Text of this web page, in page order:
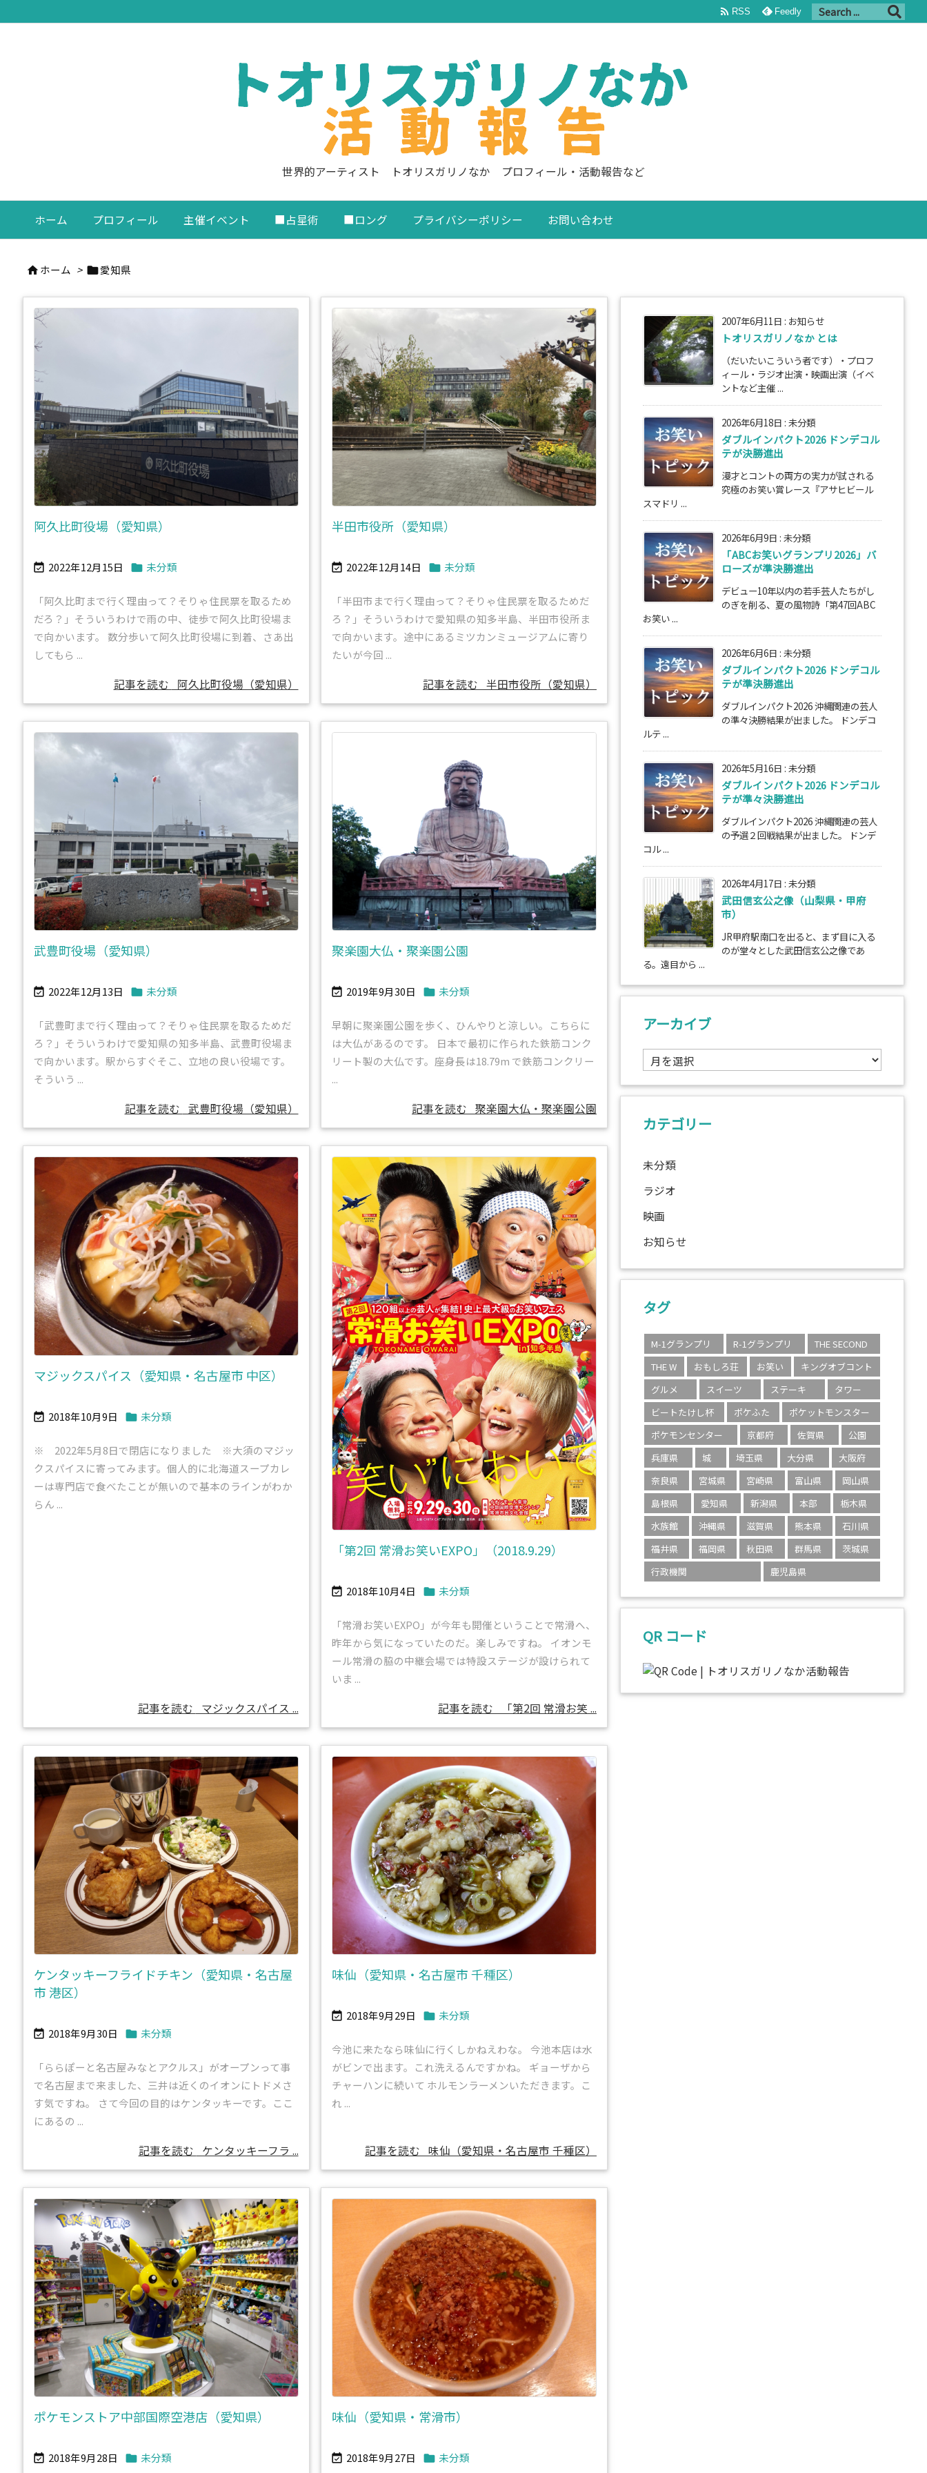
世界的アーティスト トオリスガリノなか プロフィール・活動報告など
ホーム プロフィール 主催イベント ■占星術 ■ロング プライバシーポリシー お問い合わせ
 RSS Feedly
 ホーム > 愛知県
阿久比町役場（愛知県）
 2022年12月15日  未分類
「阿久比町まで行く理由って？そりゃ住民票を取るため
だろ？」そういうわけで雨の中、徒歩で阿久比町役場ま
で向かいます。 数分歩いて阿久比町役場に到着、さあ出
してもら ...
記事を読む 阿久比町役場（愛知県）
半田市役所（愛知県）
 2022年12月14日  未分類
「半田市まで行く理由って？そりゃ住民票を取るためだ
ろ？」そういうわけで愛知県の知多半島、半田市役所ま
で向かいます。途中にあるミツカンミュージアムに寄り
たいが今回 ...
記事を読む 半田市役所（愛知県）
武豊町役場（愛知県）
 2022年12月13日  未分類
「武豊町まで行く理由って？そりゃ住民票を取るためだ
ろ？」そういうわけで愛知県の知多半島、武豊町役場ま
で向かいます。駅からすぐそこ、立地の良い役場です。
そういう ...
記事を読む 武豊町役場（愛知県）
聚楽園大仏・聚楽園公園
 2019年9月30日  未分類
早朝に聚楽園公園を歩く、ひんやりと涼しい。こちらに
は大仏があるのです。 日本で最初に作られた鉄筋コンク
リート製の大仏です。座身長は18.79m で鉄筋コンクリー
...
記事を読む 聚楽園大仏・聚楽園公園
マジックスパイス（愛知県・名古屋市 中区）
 2018年10月9日  未分類
※ 2022年5月8日で閉店になりました ※大須のマジッ
クスパイスに寄ってみます。個人的に北海道スープカレ
ーは専門店で食べたことが無いので基本のラインがわか
らん ...
記事を読む マジックスパイス ...
「第2回 常滑お笑いEXPO」（2018.9.29）
 2018年10月4日  未分類
「常滑お笑いEXPO」が今年も開催ということで常滑へ、
昨年から気になっていたのだ。楽しみですね。 イオンモ
ール常滑の脇の中継会場では特設ステージが設けられて
いま ...
記事を読む 「第2回 常滑お笑 ...
ケンタッキーフライドチキン（愛知県・名古屋
市 港区）
 2018年9月30日  未分類
「ららぽーと名古屋みなとアクルス」がオープンって事
で名古屋まで来ました、三井は近くのイオンにトドメさ
す気ですね。 さて今回の目的はケンタッキーです。ここ
にあるの ...
記事を読む ケンタッキーフラ ...
味仙（愛知県・名古屋市 千種区）
 2018年9月29日  未分類
今池に来たなら味仙に行くしかねえわな。 今池本店は水
がビンで出ます。これ洗えるんですかね。 ギョーザから
チャーハンに続いて ホルモンラーメンいただきます。こ
れ ...
記事を読む 味仙（愛知県・名古屋市 千種区）
ポケモンストア中部国際空港店（愛知県）
 2018年9月28日  未分類
味仙（愛知県・常滑市）
 2018年9月27日  未分類
2007年6月11日 : お知らせ
トオリスガリノなか とは
（だいたいこういう者です）・プロフ
ィール・ラジオ出演・映画出演（イベ
ントなど主催 ...
2026年6月18日 : 未分類
ダブルインパクト2026 ドンデコル
テが決勝進出
漫才とコントの両方の実力が試される
究極のお笑い賞レース『アサヒビール
スマドリ ...
2026年6月9日 : 未分類
「ABCお笑いグランプリ2026」バ
ローズが準決勝進出
デビュー10年以内の若手芸人たちがし
のぎを削る、夏の風物詩「第47回ABC
お笑い ...
2026年6月6日 : 未分類
ダブルインパクト2026 ドンデコル
テが準決勝進出
ダブルインパクト2026 沖縄関連の芸人
の準々決勝結果が出ました。 ドンデコ
ルテ ...
2026年5月16日 : 未分類
ダブルインパクト2026 ドンデコル
テが準々決勝進出
ダブルインパクト2026 沖縄関連の芸人
の予選２回戦結果が出ました。 ドンデ
コル ...
2026年4月17日 : 未分類
武田信玄公之像（山梨県・甲府
市）
JR甲府駅南口を出ると、まず目に入る
のが堂々とした武田信玄公之像であ
る。遠目から ...
アーカイブ
ア
ー
カ
ブ
カテゴリー
未分類
ラジオ
映画
お知らせ
タグ
M-1グランプリ R-1グランプリ
THE SECOND
THE W
おもしろ荘 お笑い
キングオブコント
グルメ
スイーツ ステーキ
タワー
ビートたけし杯
ポケふた
ポケットモンスター
ポケモンセンター
京都府 佐賀県
公園
兵庫県
城 埼玉県 大分県
大阪府
奈良県
宮城県 宮崎県 富山県
岡山県
島根県
愛知県 新潟県 本部
栃木県
水族館
沖縄県 滋賀県 熊本県
石川県
福井県
福岡県 秋田県 群馬県
茨城県
行政機関
鹿児島県
QR コード